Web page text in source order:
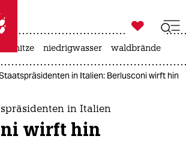
taz zahl ich
taz zahl ich

taz zahl ich
hitze niedrigwasser waldbrände
in Italien: Berlusconi wirft hin
in Italien
wirft hin